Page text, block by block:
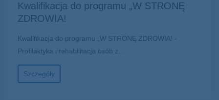
Kwalifikacja do programu „W STRONĘ
ZDROWIA!
Kwalifikacja do programu „W STRONĘ ZDROWIA! -
Profilaktyka i rehabilitacja osób z...
Szczegóły